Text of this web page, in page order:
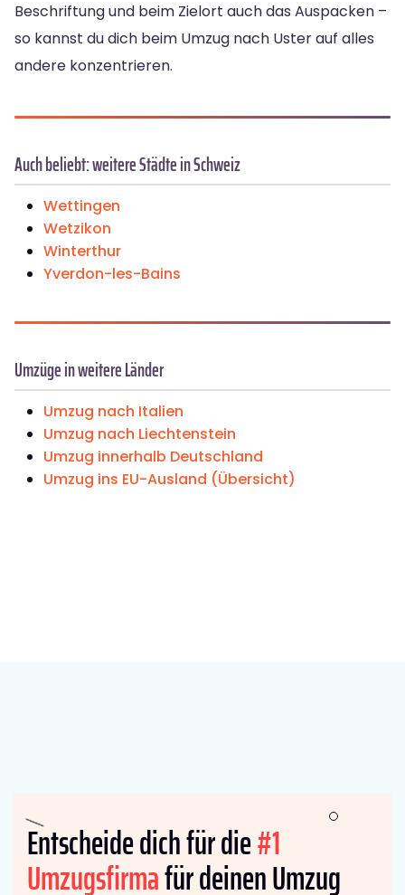
Beschriftung und beim Zielort auch das Auspacken –
so kannst du dich beim Umzug nach Uster auf alles
andere konzentrieren.
Auch beliebt: weitere Städte in Schweiz
Wettingen
Wetzikon
Winterthur
Yverdon-les-Bains
Umzüge in weitere Länder
Umzug nach Italien
Umzug nach Liechtenstein
Umzug innerhalb Deutschland
Umzug ins EU-Ausland (Übersicht)
Entscheide dich für die#1
Umzugsfirmafür deinen Umzug